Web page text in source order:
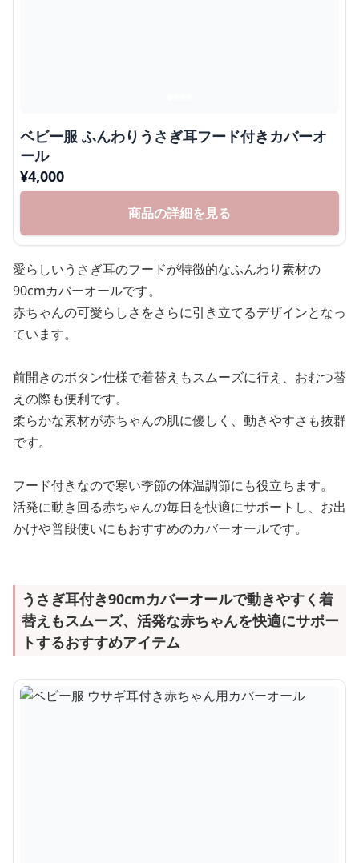
ベビー服 ふんわりうさぎ耳フード付きカバーオ
ール
¥4,000
商品の詳細を見る
愛らしいうさぎ耳のフードが特徴的なふんわり素材の
90cmカバーオールです。
赤ちゃんの可愛らしさをさらに引き立てるデザインとなっ
ています。
前開きのボタン仕様で着替えもスムーズに行え、おむつ替
えの際も便利です。
柔らかな素材が赤ちゃんの肌に優しく、動きやすさも抜群
です。
フード付きなので寒い季節の体温調節にも役立ちます。
活発に動き回る赤ちゃんの毎日を快適にサポートし、お出
かけや普段使いにもおすすめのカバーオールです。
うさぎ耳付き90cmカバーオールで動きやすく着
替えもスムーズ、活発な赤ちゃんを快適にサポー
トするおすすめアイテム